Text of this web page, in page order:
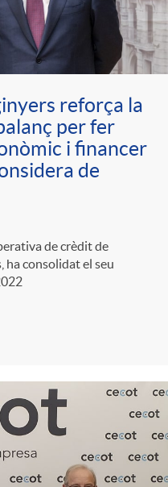
reforça la
per fer
i financer
de
de crèdit de
ha consolidat el seu